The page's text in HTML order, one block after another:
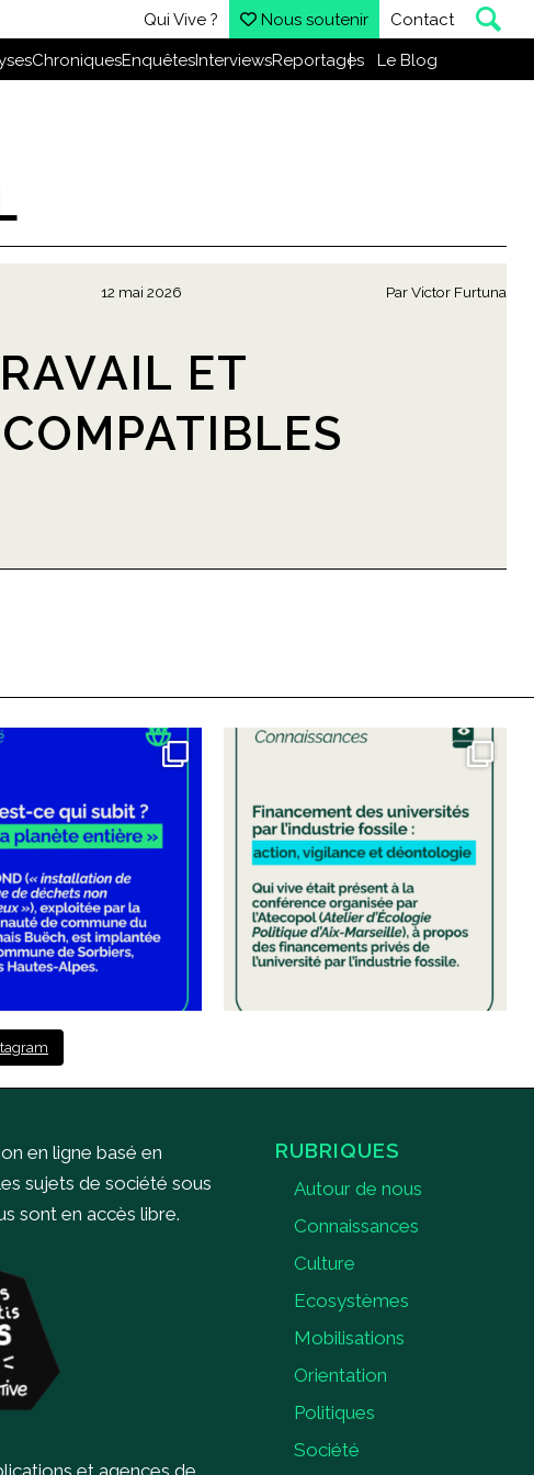
Qui Vive ? Nous soutenir Contact
ChroniquesEnquêtesInterviewsReportages Le Blog
12 mai 2026 ParVictor Furtuna
ET
en ligne basé en
sujets de société sous
sont en accès libre.
RUBRIQUES
Autour de nous
Connaissances
Culture
Ecosystèmes
Mobilisations
Orientation
Politiques
Société